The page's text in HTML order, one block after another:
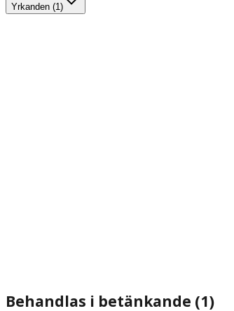
Yrkanden (1)
Behandlas i betänkande (1)